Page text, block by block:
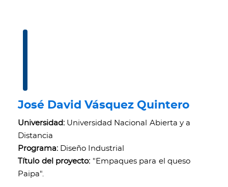
José David Vásquez Quintero
Universidad: Universidad Nacional Abierta y a
Distancia
Programa: Diseño Industrial
Título del proyecto: "Empaques para el queso
Paipa".